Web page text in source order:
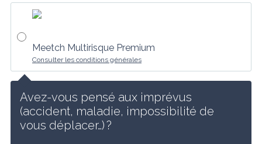
Meetch Multirisque Premium
Consulter les conditions générales
Avez-vous pensé aux imprévus
(accident, maladie, impossibilité de
vous déplacer…) ?